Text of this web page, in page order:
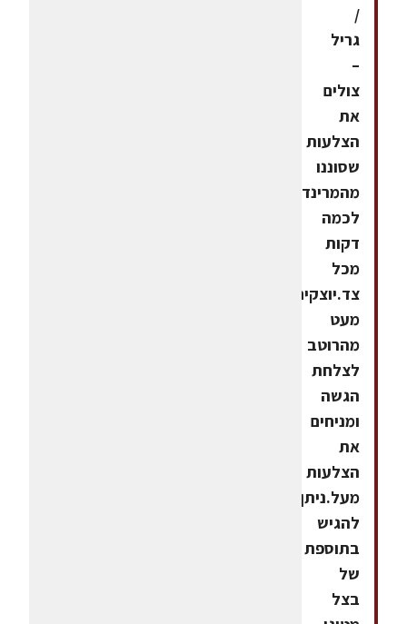
/
גריל
–
צולים
את
הצלעות
שסוננו
מהמרינדה
לכמה
דקות
מכל
צד.יוצקים
מעט
מהרוטב
לצלחת
הגשה
ומניחים
את
הצלעות
מעל.ניתן
להגיש
בתוספת
של
בצל